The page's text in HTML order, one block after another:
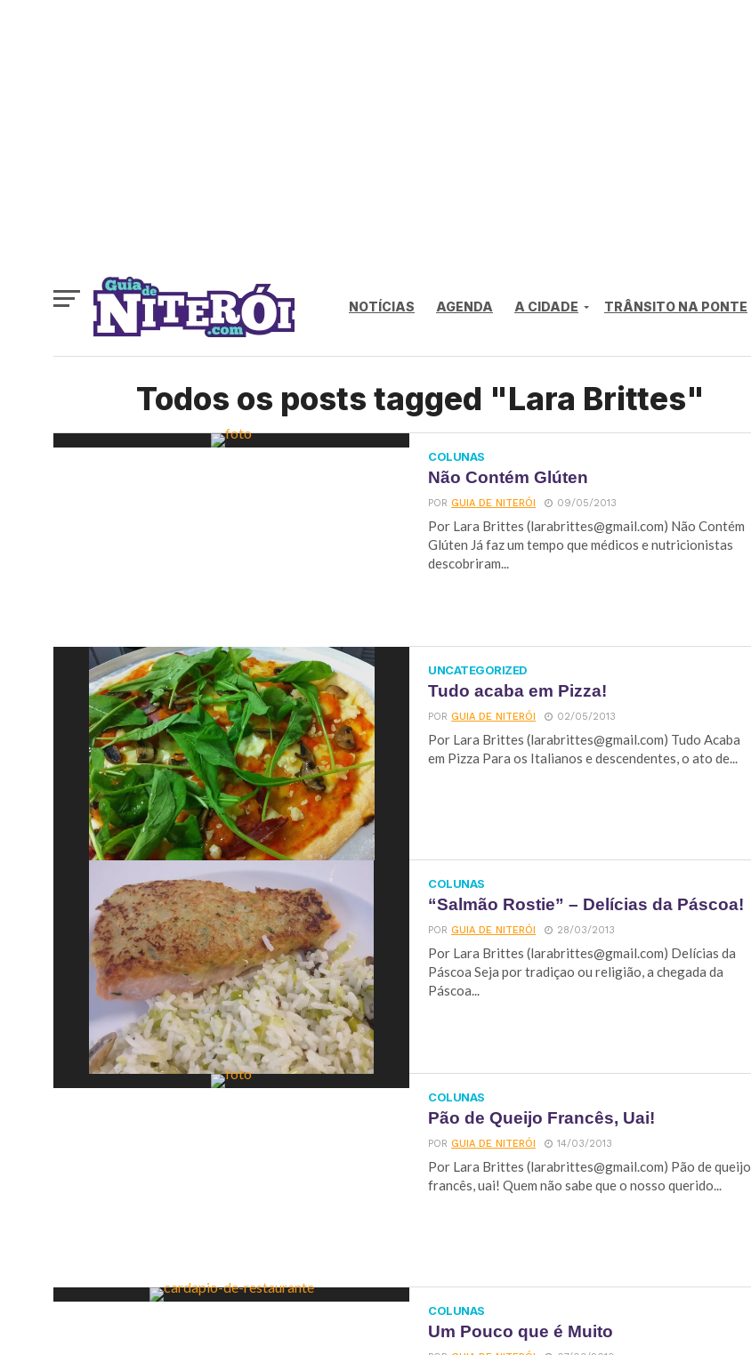
NOTÍCIAS AGENDA A CIDADE TRÂNSITO NA PONTE
Todos os posts tagged "Lara Brittes"
COLUNAS
Não Contém Glúten
PORGUIA DE NITERÓI 09/05/2013
Por Lara Brittes (larabrittes@gmail.com) Não Contém
Glúten Já faz um tempo que médicos e nutricionistas
descobriram...
UNCATEGORIZED
Tudo acaba em Pizza!
PORGUIA DE NITERÓI 02/05/2013
Por Lara Brittes (larabrittes@gmail.com) Tudo Acaba
em Pizza Para os Italianos e descendentes, o ato de...
COLUNAS
“Salmão Rostie” – Delícias da Páscoa!
PORGUIA DE NITERÓI 28/03/2013
Por Lara Brittes (larabrittes@gmail.com) Delícias da
Páscoa Seja por tradiçao ou religião, a chegada da
Páscoa...
COLUNAS
Pão de Queijo Francês, Uai!
PORGUIA DE NITERÓI 14/03/2013
Por Lara Brittes (larabrittes@gmail.com) Pão de queijo
francês, uai! Quem não sabe que o nosso querido...
COLUNAS
Um Pouco que é Muito